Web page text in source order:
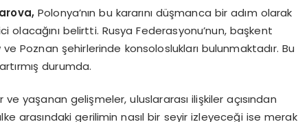
Polonya’nın bu kararını düşmanca bir adım olarak
olacağını belirtti. Rusya Federasyonu’nun, başkent
Poznan şehirlerinde konsoloslukları bulunmaktadır. Bu
durumda.
ve yaşanan gelişmeler, uluslararası ilişkiler açısından
arasındaki gerilimin nasıl bir seyir izleyeceği ise merak